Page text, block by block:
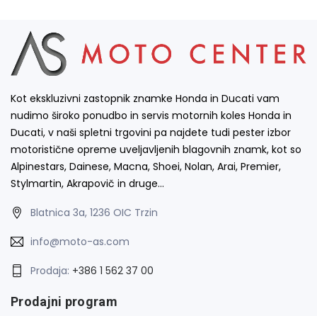
Kot ekskluzivni zastopnik znamke Honda in Ducati vam
nudimo široko ponudbo in servis motornih koles Honda in
Ducati, v naši spletni trgovini pa najdete tudi pester izbor
motoristične opreme uveljavljenih blagovnih znamk, kot so
Alpinestars, Dainese, Macna, Shoei, Nolan, Arai, Premier,
Stylmartin, Akrapovič in druge…
Blatnica 3a, 1236 OIC Trzin
info@moto-as.com
Prodaja: +386 1 562 37 00
Prodajni program